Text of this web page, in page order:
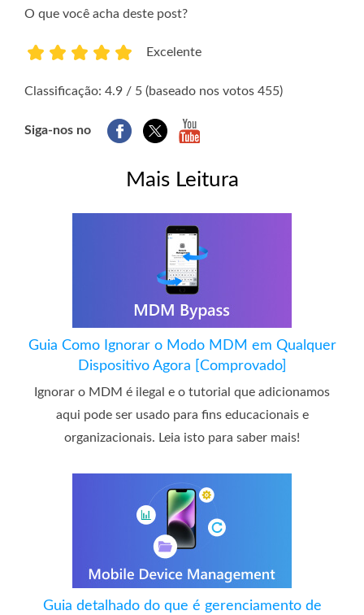
O que você acha deste post?
Excelente
Classificação: 4.9 / 5 (baseado nos votos 455)
Siga-nos no
Mais Leitura
Guia Como Ignorar o Modo MDM em Qualquer
Dispositivo Agora [Comprovado]
Ignorar o MDM é ilegal e o tutorial que adicionamos
aqui pode ser usado para fins educacionais e
organizacionais. Leia isto para saber mais!
Guia detalhado do que é gerenciamento de